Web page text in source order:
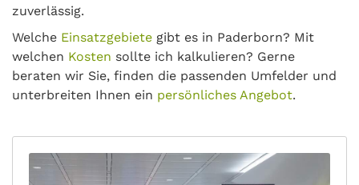
zuverlässig.
Welche Einsatzgebiete gibt es in Paderborn? Mit
welchen Kosten sollte ich kalkulieren? Gerne
beraten wir Sie, finden die passenden Umfelder und
unterbreiten Ihnen ein persönliches Angebot.